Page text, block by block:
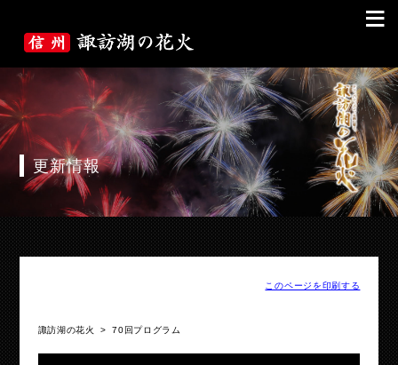
≡
更新情報
このページを印刷する
諏訪湖の花火 >70回プログラム